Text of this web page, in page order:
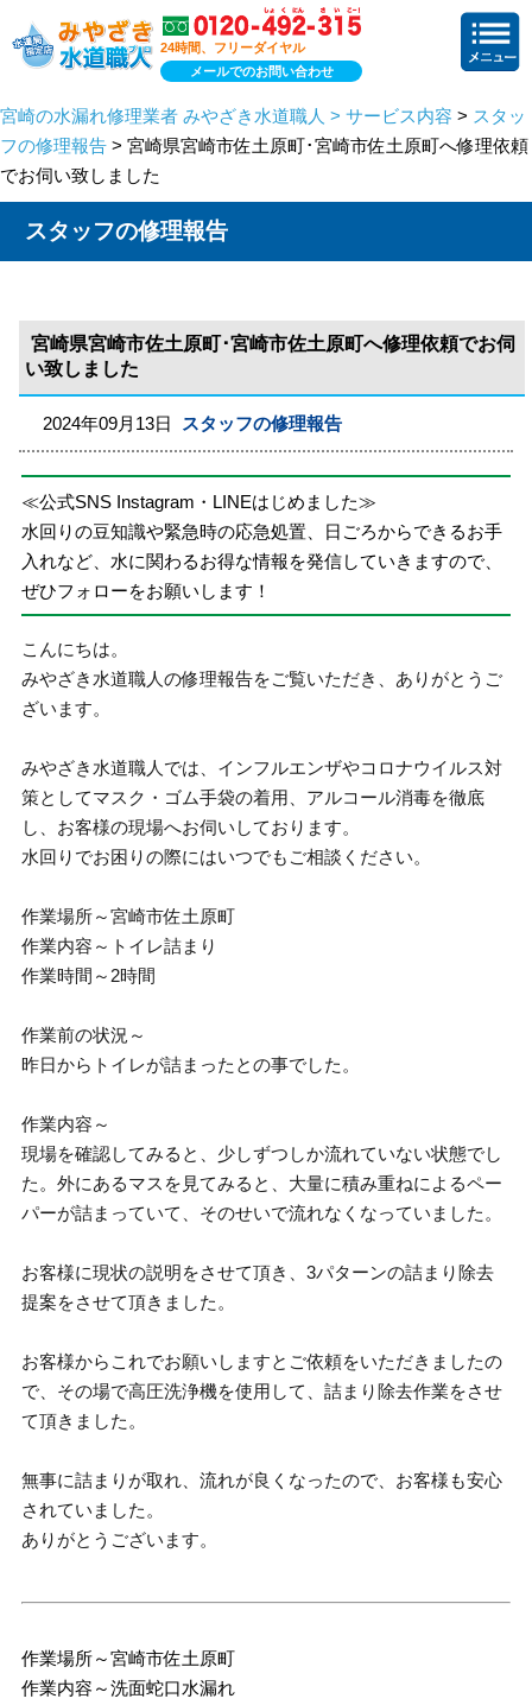
24時間、フリーダイヤル
メールでのお問い合わせ
宮崎の水漏れ修理業者 みやざき水道職人 > サービス内容 > スタッ
フの修理報告 > 宮崎県宮崎市佐土原町･宮崎市佐土原町へ修理依頼
でお伺い致しました
スタッフの修理報告
宮崎県宮崎市佐土原町･宮崎市佐土原町へ修理依頼でお伺
い致しました
2024年09月13日 スタッフの修理報告
≪公式SNS Instagram・LINEはじめました≫
水回りの豆知識や緊急時の応急処置、日ごろからできるお手
入れなど、水に関わるお得な情報を発信していきますので、
ぜひフォローをお願いします！
こんにちは。
みやざき水道職人の修理報告をご覧いただき、ありがとうご
ざいます。
みやざき水道職人では、インフルエンザやコロナウイルス対
策としてマスク・ゴム手袋の着用、アルコール消毒を徹底
し、お客様の現場へお伺いしております。
水回りでお困りの際にはいつでもご相談ください。
作業場所～宮崎市佐土原町
作業内容～トイレ詰まり
作業時間～2時間
作業前の状況～
昨日からトイレが詰まったとの事でした。
作業内容～
現場を確認してみると、少しずつしか流れていない状態でし
た。外にあるマスを見てみると、大量に積み重ねによるペー
パーが詰まっていて、そのせいで流れなくなっていました。
お客様に現状の説明をさせて頂き、3パターンの詰まり除去
提案をさせて頂きました。
お客様からこれでお願いしますとご依頼をいただきましたの
で、その場で高圧洗浄機を使用して、詰まり除去作業をさせ
て頂きました。
無事に詰まりが取れ、流れが良くなったので、お客様も安心
されていました。
ありがとうございます。
作業場所～宮崎市佐土原町
作業内容～洗面蛇口水漏れ